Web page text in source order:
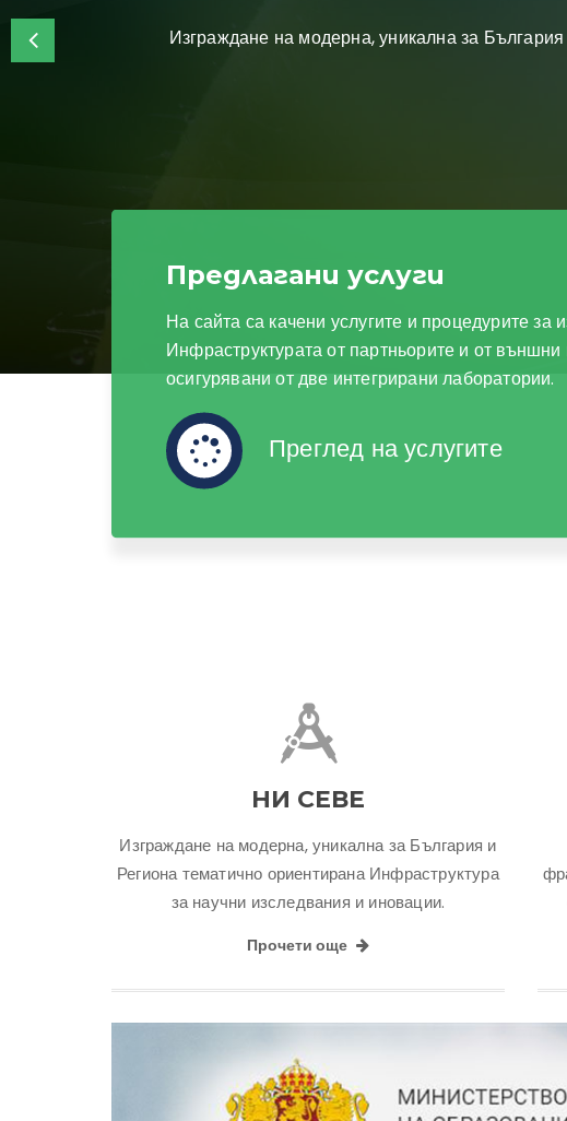
за България и Региона тематично ориентирана
Предлагани услуги
На сайта са качени услугите и процедурите за
Инфраструктурата от партньорите и от външни
осигурявани от две интегрирани лаборатории.
Преглед на услугите
НИ СЕВЕ
Изграждане на модерна, уникална за България и
Региона тематично ориентирана Инфраструктура
за научни изследвания и иновации.
Прочети още